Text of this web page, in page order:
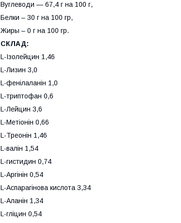
Вуглеводи — 67,4 г на 100 г,
Белки – 30 г на 100 гр,
Жиры – 0 г на 100 гр.
СКЛАД:
L-Ізолейцин 1,46
L-Лизин 3,0
L-фенілаланін 1,0
L-триптофан 0,6
L-Лейцин 3,6
L-Метіонін 0,66
L-Треонін 1,46
L-валін 1,54
L-гистидин 0,74
L-Аргінін 0,54
L-Аспарагінова кислота 3,34
L-Аланін 1,34
L-гліцин 0,54